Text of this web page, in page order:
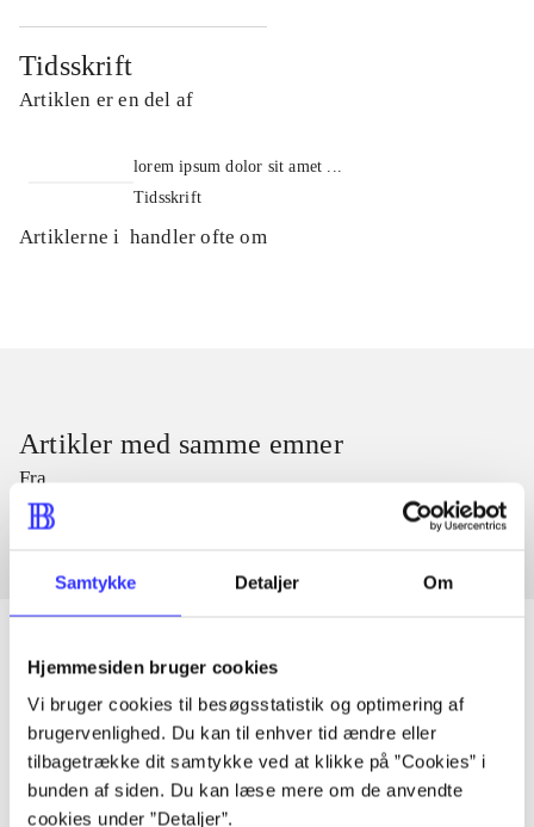
Samtykke Detaljer Om
Hjemmesiden bruger cookies
Vi bruger cookies til besøgsstatistik og optimering af
brugervenlighed. Du kan til enhver tid ændre eller
tilbagetrække dit samtykke ved at klikke på ”Cookies” i
bunden af siden. Du kan læse mere om de anvendte
cookies under ”Detaljer”.
Tidsskrift
Artiklen er en del af
lorem ipsum dolor sit amet ...
Tidsskrift
Artiklerne i handler ofte om
Artikler med samme emner
Fra
Artikler
Alle registrerede artikler fordelt på udgivelser
...